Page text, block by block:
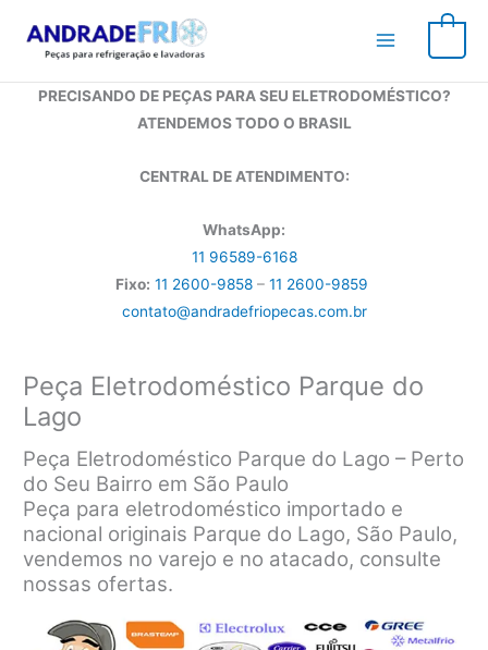
para
conteúdo
PRECISANDO DE PEÇAS PARA SEU ELETRODOMÉSTICO?
ATENDEMOS TODO O BRASIL
CENTRAL DE ATENDIMENTO:
WhatsApp:
11 96589-6168
Fixo: 11 2600-9858 – 11 2600-9859
contato@andradefriopecas.com.br
Peça Eletrodoméstico Parque do
Lago
Peça Eletrodoméstico Parque do Lago – Perto
do Seu Bairro em São Paulo
Peça para eletrodoméstico importado e
nacional originais Parque do Lago, São Paulo,
vendemos no varejo e no atacado, consulte
nossas ofertas.